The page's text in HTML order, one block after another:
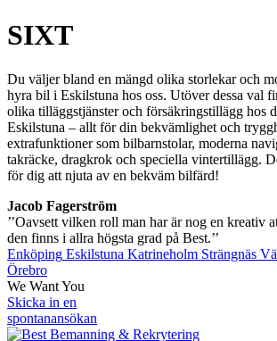
SIXT
Du väljer bland en mängd olika storlekar och
hyra bil i Eskilstuna hos oss. Utöver dessa val
olika tilläggstjänster och försäkringstillägg hos
Eskilstuna – allt för din bekvämlighet och
extrafunktioner som bilbarnstolar, moderna
takräcke, dragkrok och speciella vintertillägg.
för dig att njuta av en bekväm bilfärd!
Jacob Fagerström
’’Oavsett vilken roll man har är nog en kreativ
den finns i allra högsta grad på Best.’’
Enköping Eskilstuna Katrineholm Strängnäs
Örebro
We Want You
Skicka in en
spontanansökan